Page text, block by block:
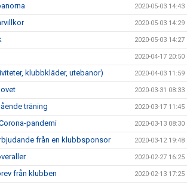
2020-05-03 14:43
2020-05-03 14:29
2020-05-03 14:27
2020-04-17 20:50
klubbkläder, utebanor) 2020-04-03 11:59
2020-03-31 08:33
träning 2020-03-17 11:45
pandemi 2020-03-13 08:30
från en klubbsponsor 2020-03-12 19:48
2020-02-27 16:25
från klubben 2020-02-13 17:25